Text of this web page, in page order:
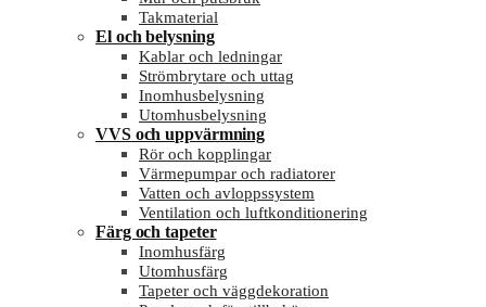
Takmaterial
El och belysning
Kablar och ledningar
Strömbrytare och uttag
Inomhusbelysning
Utomhusbelysning
VVS och uppvärmning
Rör och kopplingar
Värmepumpar och radiatorer
Vatten och avloppssystem
Ventilation och luftkonditionering
Färg och tapeter
Inomhusfärg
Utomhusfärg
Tapeter och väggdekoration